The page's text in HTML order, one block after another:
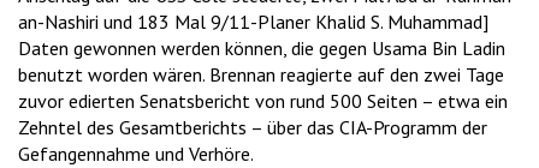
an-Nashiri und 183 Mal 9/11-Planer Khalid S. Muhammad]
Daten gewonnen werden können, die gegen Usama Bin Ladin
benutzt worden wären. Brennan reagierte auf den zwei Tage
zuvor edierten Senatsbericht von rund 500 Seiten – etwa ein
Zehntel des Gesamtberichts – über das CIA-Programm der
Gefangennahme und Verhöre.